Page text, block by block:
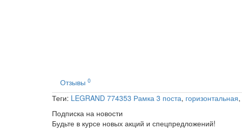
Отзывы 0
Теги: LEGRAND 774353 Рамка 3 поста, горизонтальная,
Подписка на новости
Будьте в курсе новых акций и спецпредложений!